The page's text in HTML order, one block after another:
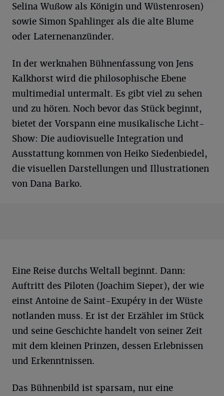
Selina Wußow als Königin und Wüstenrosen)
sowie Simon Spahlinger als die alte Blume
oder Laternenanzünder.
In der werknahen Bühnenfassung von Jens
Kalkhorst wird die philosophische Ebene
multimedial untermalt. Es gibt viel zu sehen
und zu hören. Noch bevor das Stück beginnt,
bietet der Vorspann eine musikalische Licht-
Show: Die audiovisuelle Integration und
Ausstattung kommen von Heiko Siedenbiedel,
die visuellen Darstellungen und Illustrationen
von Dana Barko.
Eine Reise durchs Weltall beginnt. Dann:
Auftritt des Piloten (Joachim Sieper), der wie
einst Antoine de Saint-Exupéry in der Wüste
notlanden muss. Er ist der Erzähler im Stück
und seine Geschichte handelt von seiner Zeit
mit dem kleinen Prinzen, dessen Erlebnissen
und Erkenntnissen.
Das Bühnenbild ist sparsam, nur eine